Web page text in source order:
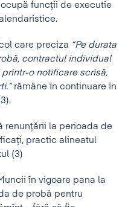
funcţii de executie
care preciza ”Pe durata
contractul individual
o notificare scrisă,
rămâne în continuare în
renunţării la perioada de
practic alineatul
(3)
în vigoare pana la
de probă pentru